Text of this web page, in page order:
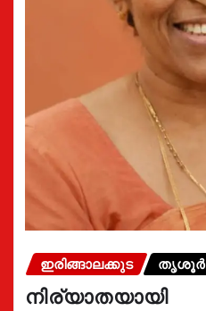
ഇരിങ്ങാലക്കുട തൃശൂർ
നിര്യാതയായി